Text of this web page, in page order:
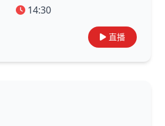
14:30
直播